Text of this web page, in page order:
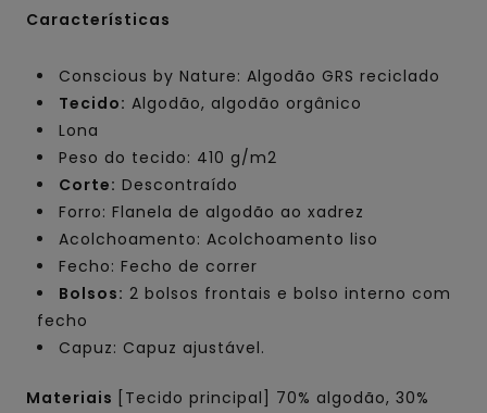
Características
Conscious by Nature: Algodão GRS reciclado
Tecido: Algodão, algodão orgânico
Lona
Peso do tecido: 410 g/m2
Corte: Descontraído
Forro: Flanela de algodão ao xadrez
Acolchoamento: Acolchoamento liso
Fecho: Fecho de correr
Bolsos: 2 bolsos frontais e bolso interno com
fecho
Capuz: Capuz ajustável.
Materiais
[Tecido principal] 70% algodão, 30%